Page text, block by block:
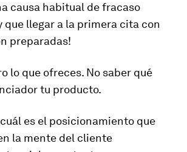
causa habitual de fracaso
que llegar a la primera cita con
preparadas!
lo que ofreces. No saber qué
tu producto.
es el posicionamiento que
la mente del cliente